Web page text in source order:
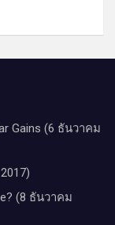
Gains (6 ธันวาคม
(8 ธันวาคม